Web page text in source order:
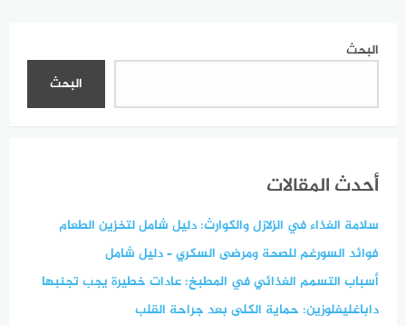
البحث
البحث
أحدث المقالات
سلامة الغذاء في الزلازل والكوارث: دليل شامل لتخزين الطعام
فوائد السورغم للصحة ومرضى السكري – دليل شامل
أسباب التسمم الغذائي في المطبخ: عادات خطيرة يجب تجنبها
داباغليفلوزين: حماية الكلى بعد جراحة القلب